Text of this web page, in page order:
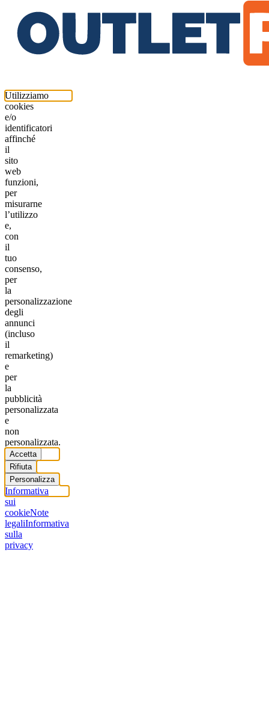
Utilizziamo
cookies
e/o
identificatori
affinché
il
sito
web
funzioni,
per
misurarne
l’utilizzo
e,
con
il
tuo
consenso,
per
la
personalizzazione
degli
annunci
(incluso
il
remarketing)
e
per
la
pubblicità
personalizzata
e
non
personalizzata.
Accetta
Rifiuta
Personalizza
Informativa
sui
cookieNote
legaliInformativa
sulla
privacy